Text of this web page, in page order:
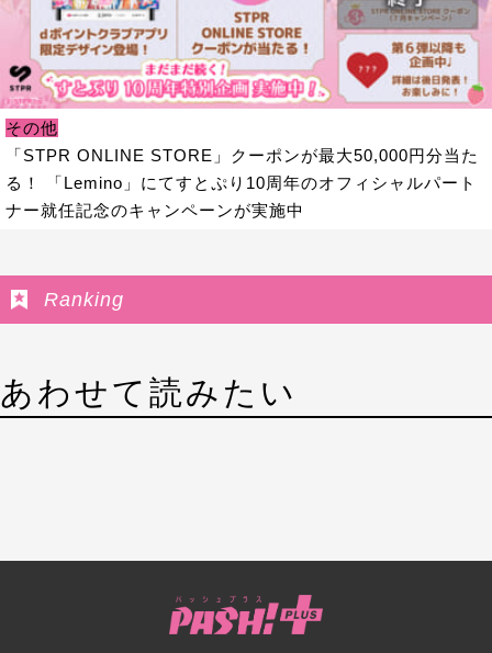
その他
「STPR ONLINE STORE」クーポンが最大50,000円分当た
る！ 「Lemino」にてすとぷり10周年のオフィシャルパート
ナー就任記念のキャンペーンが実施中
Ranking
あわせて読みたい